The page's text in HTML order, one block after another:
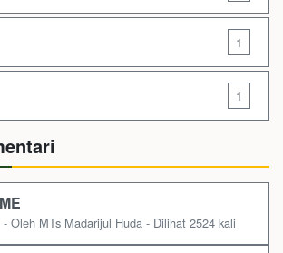
1
1
Oleh MTs Madarijul Huda - Dilihat 2524 kali